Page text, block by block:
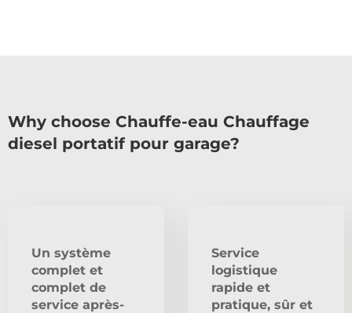
Why choose Chauffe-eau Chauffage
diesel portatif pour garage?
Un système
complet et
complet de
service après-
Service
logistique
rapide et
pratique, sûr et